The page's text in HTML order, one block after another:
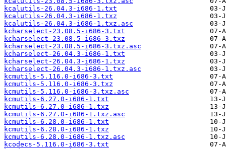
kcalutils-26.04.3-i686-1.txt
kcalutils-26.04.3-i686-1.txz
kcalutils-26.04.3-i686-1.txz.asc
kcharselect-23.08.5-i686-3.txt
kcharselect-23.08.5-i686-3.txz
kcharselect-23.08.5-i686-3.txz.asc
kcharselect-26.04.3-i686-1.txt
kcharselect-26.04.3-i686-1.txz
kcharselect-26.04.3-i686-1.txz.asc
kcmutils-5.116.0-i686-3.txt
kcmutils-5.116.0-i686-3.txz
kcmutils-5.116.0-i686-3.txz.asc
kcmutils-6.27.0-i686-1.txt
kcmutils-6.27.0-i686-1.txz
kcmutils-6.27.0-i686-1.txz.asc
kcmutils-6.28.0-i686-1.txt
kcmutils-6.28.0-i686-1.txz
kcmutils-6.28.0-i686-1.txz.asc
kcodecs-5.116.0-i686-3.txt